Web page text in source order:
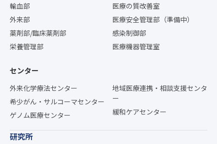
輸血部
外来部
薬剤部/臨床薬剤部
栄養管理部
医療の質改善室
医療安全管理部（準備中）
感染制御部
医療機器管理室
センター
外来化学療法センター
希少がん・サルコーマセンター
ゲノム医療センター
地域医療連携・相談支援センタ
ー
緩和ケアセンター
研究所